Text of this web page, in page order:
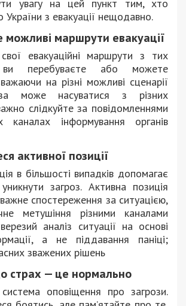
увагу на цей пункт тим, хто
України з евакуації нещодавно.
маршрути евакуації
евакуаційні маршрути з тих
перебуваєте або можете
на різні можливі сценарії
може насуватися з різних
слідкуйте за повідомленнями
каналах інформування органів
активної позиції
в більшості випадків допомагає
загроз. Активна позиція
спостереження за ситуацією,
метушіння різними каналами
аналіз ситуації на основі
а не піддавання паніці;
зважених рішень
страх — це нормально
оповіщення про загрози.